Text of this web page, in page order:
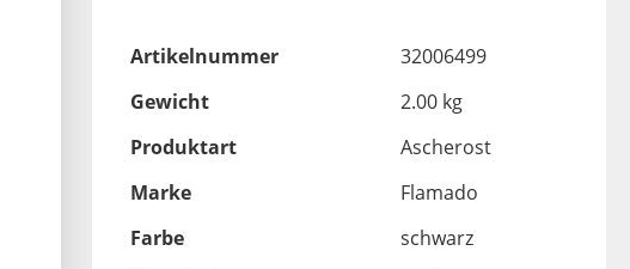
Artikelnummer
32006499
Gewicht
2.00 kg
Produktart
Ascherost
Marke
Flamado
Farbe
schwarz